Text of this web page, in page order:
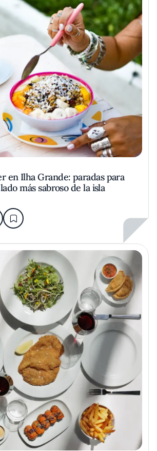
en Ilha Grande: paradas para
más sabroso de la isla